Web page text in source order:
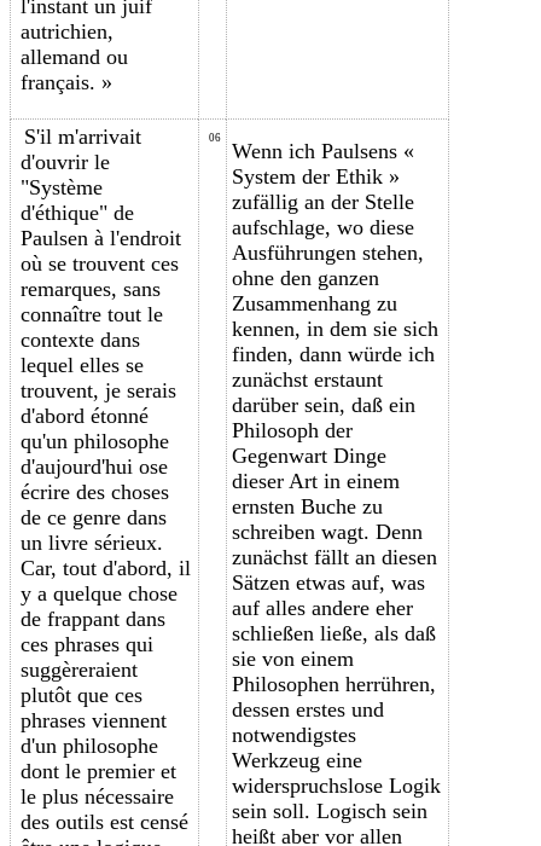
l'instant un juif
autrichien,
allemand ou
français. »
S'il m'arrivait
d'ouvrir le
"Système
d'éthique" de
Paulsen à l'endroit
où se trouvent ces
remarques, sans
connaître tout le
contexte dans
lequel elles se
trouvent, je serais
d'abord étonné
qu'un philosophe
d'aujourd'hui ose
écrire des choses
de ce genre dans
un livre sérieux.
Car, tout d'abord, il
y a quelque chose
de frappant dans
ces phrases qui
suggèreraient
plutôt que ces
phrases viennent
d'un philosophe
dont le premier et
le plus nécessaire
des outils est censé
06
Wenn ich Paulsens «
System der Ethik »
zufällig an der Stelle
aufschlage, wo diese
Ausführungen stehen,
ohne den ganzen
Zusammenhang zu
kennen, in dem sie sich
finden, dann würde ich
zunächst erstaunt
darüber sein, daß ein
Philosoph der
Gegenwart Dinge
dieser Art in einem
ernsten Buche zu
schreiben wagt. Denn
zunächst fällt an diesen
Sätzen etwas auf, was
auf alles andere eher
schließen ließe, als daß
sie von einem
Philosophen herrühren,
dessen erstes und
notwendigstes
Werkzeug eine
widerspruchslose Logik
sein soll. Logisch sein
heißt aber vor allen